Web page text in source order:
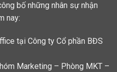
bố những nhân sự nhận
nay:
tại Công ty Cổ phần BĐS
Marketing – Phòng MKT –